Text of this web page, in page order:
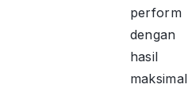
perform
dengan
hasil
maksimal